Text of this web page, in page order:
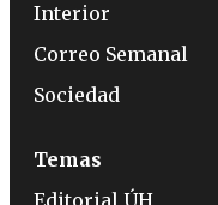
Interior
Correo Semanal
Sociedad
Temas